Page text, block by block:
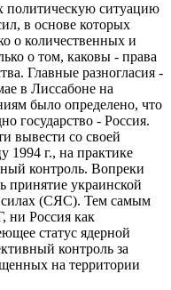
политическую ситуацию
в основе которых
о количественных и
о том, каковы - права
Главные разногласия -
в Лиссабоне на
было определено, что
государство - Россия.
вывести со своей
1994 г., на практике
контроль. Вопреки
принятие украинской
силах (СЯС). Тем самым
ни Россия как
статус ядерной
контроль за
на территории